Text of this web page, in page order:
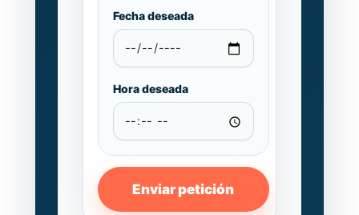
Fecha deseada
Hora deseada
Enviar petición